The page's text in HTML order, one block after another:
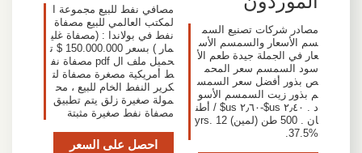
مصادر شركات تصنيع السم
سم الأسعار والسمسم الأس
عار في الجملة جيدة طعم الأ
سود السمسم سعر المحم
ص بذور أفضل سعر السمس
م بذور زيت السمسم الأسو
د . ٢٫٤٠ us$-٢٫٦٠ us$ / أطن
ان . 500 طن (لمين) 12 yrs.
37.5%.
مصافي نفط للبيع مجموعة ا
لمكتب العالمي للبيع مصفاة
نفط في بولاندا : (مصفاة غلي
مار ) بسعر 150.000.000 $ ت
حميل ملف ال pdf مصفاة نف
ط أمريكية مصغرة مصفاة لت
كرير النفط الخام للبيع ، مح
مولة صغيرة زلق يتم تطبيق
مصفاة نفط صغيرة مثبتة
احصل على السعر